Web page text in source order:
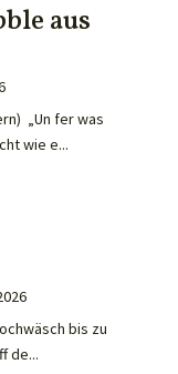
aus
„Un fer was
wie e...
bis zu
de...